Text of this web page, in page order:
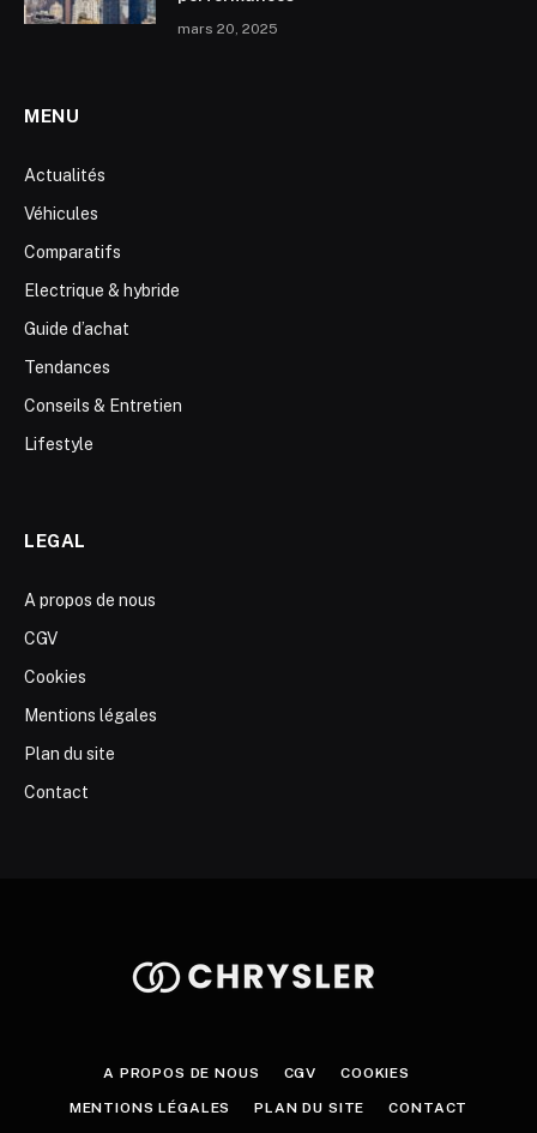
mars 20, 2025
MENU
Actualités
Véhicules
Comparatifs
Electrique & hybride
Guide d’achat
Tendances
Conseils & Entretien
Lifestyle
LEGAL
A propos de nous
CGV
Cookies
Mentions légales
Plan du site
Contact
A PROPOS DE NOUS CGV COOKIES
MENTIONS LÉGALES PLAN DU SITE CONTACT